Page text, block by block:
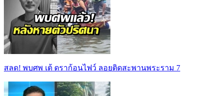
สลด! พบศพ เต้ ดราก้อนไฟว์ ลอยติดสะพานพระราม 7